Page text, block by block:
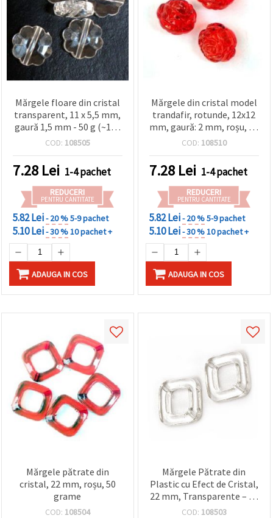
Mărgele floare din cristal
transparent, 11 x 5,5 mm,
gaură 1,5 mm - 50 g (~110
buc.)
COD: 108505
7.28 Lei 1-4 pachet
REDUCERI
PENTRU CANTITATE
5.82 Lei- 20 %5-9 pachet
5.10 Lei- 30 %10 pachet +
ADAUGA IN COS
Mărgele din cristal model
trandafir, rotunde, 12x12
mm, gaură: 2 mm, roșu, 50
g (~65 buc.)
COD: 108510
7.28 Lei 1-4 pachet
REDUCERI
PENTRU CANTITATE
5.82 Lei- 20 %5-9 pachet
5.10 Lei- 30 %10 pachet +
ADAUGA IN COS
Mărgele pătrate din
cristal, 22 mm, roșu, 50
grame
COD: 108504
Mărgele Pătrate din
Plastic cu Efect de Cristal,
22 mm, Transparente – 50
g, pentru Bijuterii DIY,
COD: 108503